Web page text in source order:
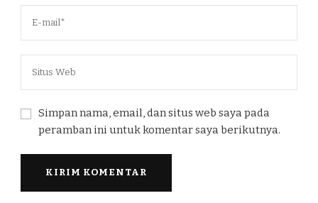
Simpan nama, email, dan situs web saya pada
peramban ini untuk komentar saya berikutnya.